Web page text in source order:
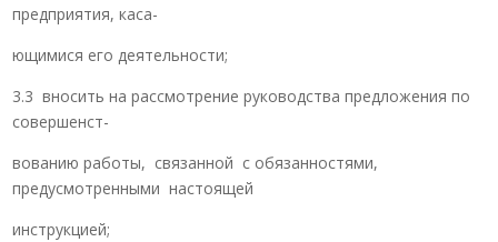
предприятия, каса-
ющимися его деятельности;
3.3 вносить на рассмотрение руководства предложения по
совершенст-
вованию работы, связанной с обязанностями,
предусмотренными настоящей
инструкцией;